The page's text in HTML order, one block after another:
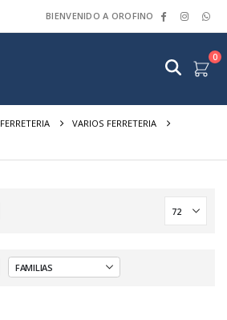
BIENVENIDO A OROFINO
0
FERRETERIA
VARIOS FERRETERIA